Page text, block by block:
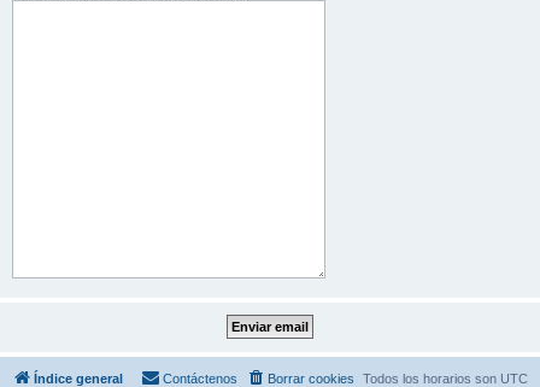
Índice general Todos los horarios son UTC
Borrar cookies
Contáctenos